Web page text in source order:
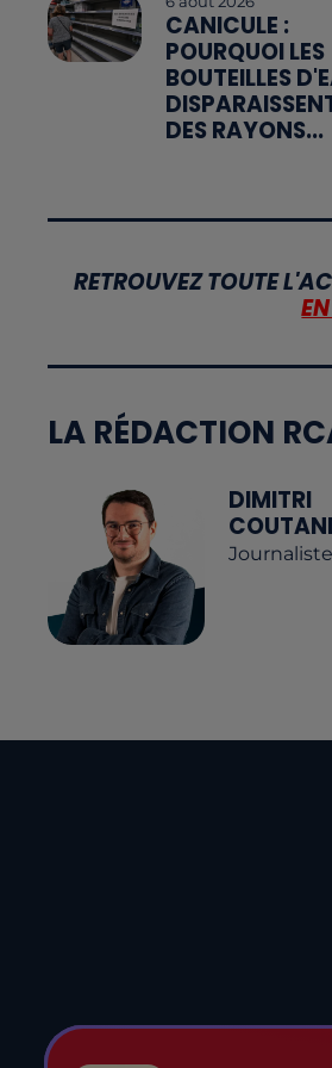
CANICULE :
POURQUOI LES
BOUTEILLES
DES RAYONS...
RETROUVEZ TOUTE
LA RÉDACTION
DIMITRI
Journaliste